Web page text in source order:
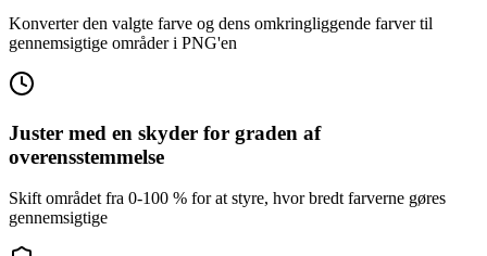
Konverter den valgte farve og dens omkringliggende farver til
gennemsigtige områder i PNG'en
Juster med en skyder for graden af
overensstemmelse
Skift området fra 0-100 % for at styre, hvor bredt farverne gøres
gennemsigtige